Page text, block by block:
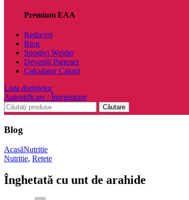
Premium EAA
Reduceri
Blog
Sportivi Weider
Deveniți Partener
Calculator Calorii
Lista dorințelor
Autentificare / Înregistrare
Căutare
Blog
AcasăNutritie
Nutritie, Retete
Înghetată cu unt de arahide